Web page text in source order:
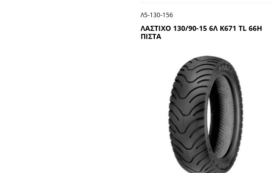
ΛΑΣΤΙΧΟ 130/90-15 6Λ Κ671 TL 66H
ΠΙΣΤΑ
Λ5-130-156